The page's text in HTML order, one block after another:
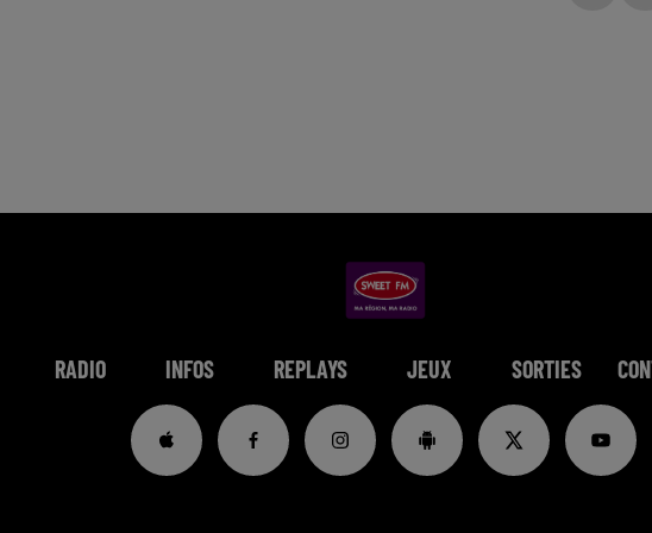
RADIO INFOS REPLAYS JEUX SORTIES